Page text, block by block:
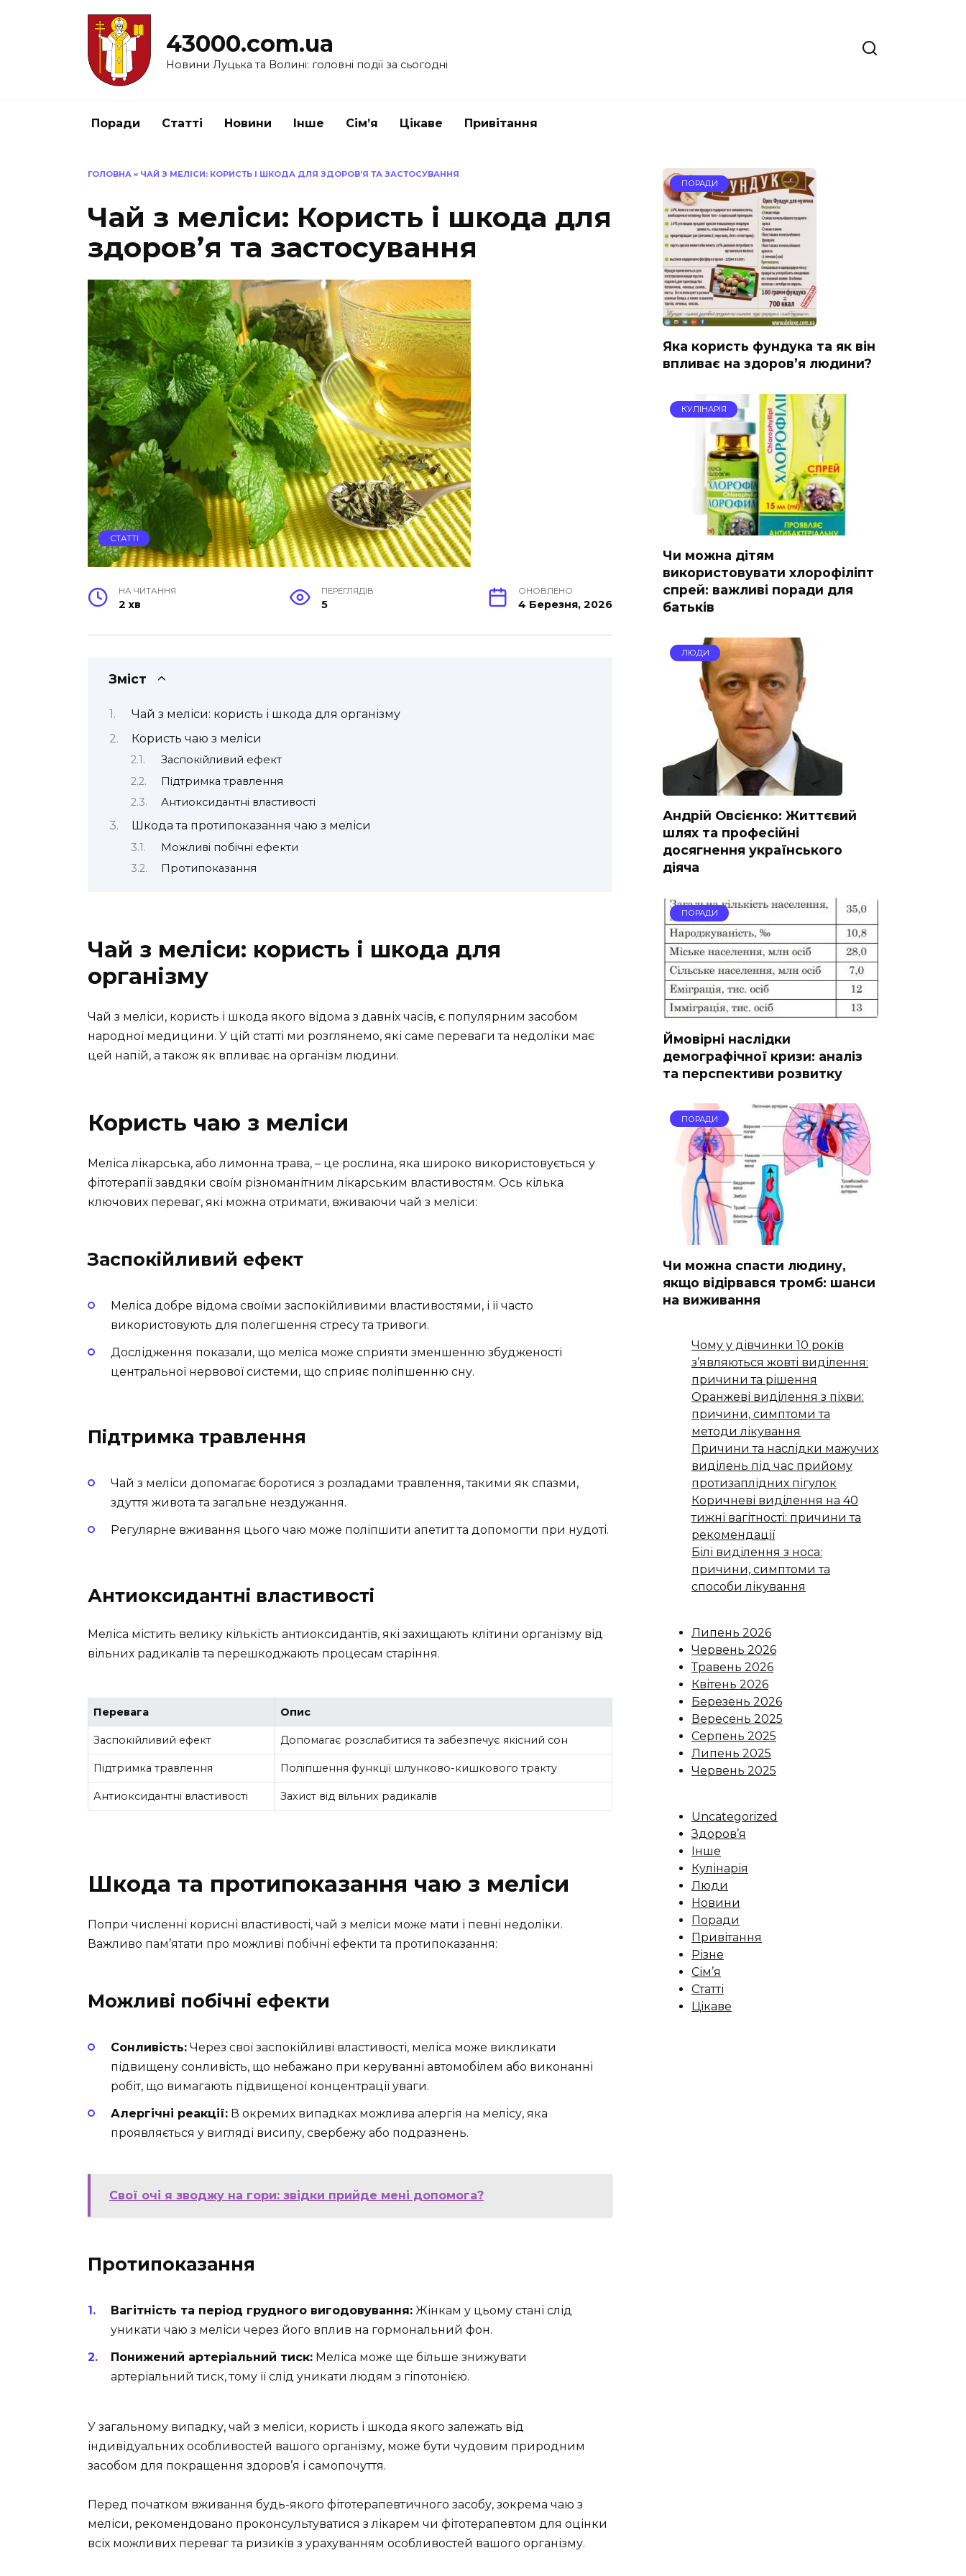
43000.com.ua
Новини Луцька та Волині: головні події за сьогодні
Поради Статті Новини Інше Сім’я Цікаве Привітання
ГОЛОВНА » ЧАЙ З МЕЛІСИ: КОРИСТЬ І ШКОДА ДЛЯ ЗДОРОВ’Я ТА ЗАСТОСУВАННЯ
Чай з меліси: Користь і шкода для
здоров’я та застосування
СТАТТІ
НА ЧИТАННЯ
2 хв
ПЕРЕГЛЯДІВ
5
ОНОВЛЕНО
4 Березня, 2026
Зміст
Чай з меліси: користь і шкода для організму
Користь чаю з меліси
Заспокійливий ефект
Підтримка травлення
Антиоксидантні властивості
Шкода та протипоказання чаю з меліси
Можливі побічні ефекти
Протипоказання
Чай з меліси: користь і шкода для
організму
Чай з меліси, користь і шкода якого відома з давніх часів, є популярним засобом
народної медицини. У цій статті ми розглянемо, які саме переваги та недоліки має
цей напій, а також як впливає на організм людини.
Користь чаю з меліси
Меліса лікарська, або лимонна трава, – це рослина, яка широко використовується у
фітотерапії завдяки своїм різноманітним лікарським властивостям. Ось кілька
ключових переваг, які можна отримати, вживаючи чай з меліси:
Заспокійливий ефект
Меліса добре відома своїми заспокійливими властивостями, і її часто
використовують для полегшення стресу та тривоги.
Дослідження показали, що меліса може сприяти зменшенню збудженості
центральної нервової системи, що сприяє поліпшенню сну.
Підтримка травлення
Чай з меліси допомагає боротися з розладами травлення, такими як спазми,
здуття живота та загальне нездужання.
Регулярне вживання цього чаю може поліпшити апетит та допомогти при нудоті.
Антиоксидантні властивості
Меліса містить велику кількість антиоксидантів, які захищають клітини організму від
вільних радикалів та перешкоджають процесам старіння.
Перевага Опис
Заспокійливий ефект Допомагає розслабитися та забезпечує якісний сон
Підтримка травлення Поліпшення функції шлунково-кишкового тракту
Антиоксидантні властивості Захист від вільних радикалів
Шкода та протипоказання чаю з меліси
Попри численні корисні властивості, чай з меліси може мати і певні недоліки.
Важливо пам’ятати про можливі побічні ефекти та протипоказання:
Можливі побічні ефекти
Сонливість: Через свої заспокійливі властивості, меліса може викликати
підвищену сонливість, що небажано при керуванні автомобілем або виконанні
робіт, що вимагають підвищеної концентрації уваги.
Алергічні реакції: В окремих випадках можлива алергія на мелісу, яка
проявляється у вигляді висипу, свербежу або подразнень.
Свої очі я зводжу на гори: звідки прийде мені допомога?
Протипоказання
Вагітність та період грудного вигодовування: Жінкам у цьому стані слід
уникати чаю з меліси через його вплив на гормональний фон.
Понижений артеріальний тиск: Меліса може ще більше знижувати
артеріальний тиск, тому її слід уникати людям з гіпотонією.
У загальному випадку, чай з меліси, користь і шкода якого залежать від
індивідуальних особливостей вашого організму, може бути чудовим природним
засобом для покращення здоров’я і самопочуття.
Перед початком вживання будь-якого фітотерапевтичного засобу, зокрема чаю з
меліси, рекомендовано проконсультуватися з лікарем чи фітотерапевтом для оцінки
всіх можливих переваг та ризиків з урахуванням особливостей вашого організму.
ПОРАДИ
Яка користь фундука та як він
впливає на здоров’я людини?
КУЛІНАРІЯ
Чи можна дітям
використовувати хлорофіліпт
спрей: важливі поради для
батьків
ЛЮДИ
Андрій Овсієнко: Життєвий
шлях та професійні
досягнення українського
діяча
ПОРАДИ
Ймовірні наслідки
демографічної кризи: аналіз
та перспективи розвитку
ПОРАДИ
Чи можна спасти людину,
якщо відірвався тромб: шанси
на виживання
Чому у дівчинки 10 років
з’являються жовті виділення:
причини та рішення
Оранжеві виділення з піхви:
причини, симптоми та
методи лікування
Причини та наслідки мажучих
виділень під час прийому
протизаплідних пігулок
Коричневі виділення на 40
тижні вагітності: причини та
рекомендації
Білі виділення з носа:
причини, симптоми та
способи лікування
Липень 2026
Червень 2026
Травень 2026
Квітень 2026
Березень 2026
Вересень 2025
Серпень 2025
Липень 2025
Червень 2025
Uncategorized
Здоров’я
Інше
Кулінарія
Люди
Новини
Поради
Привітання
Різне
Сім’я
Статті
Цікаве